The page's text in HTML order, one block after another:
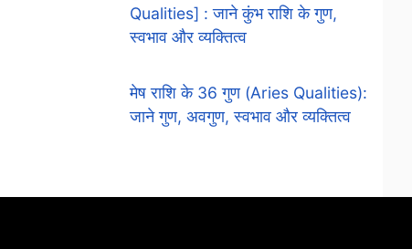
Qualities] : जाने कुंभ राशि के गुण,
स्वभाव और व्यक्तित्व
मेष राशि के 36 गुण (Aries Qualities):
जाने गुण, अवगुण, स्वभाव और व्यक्तित्व